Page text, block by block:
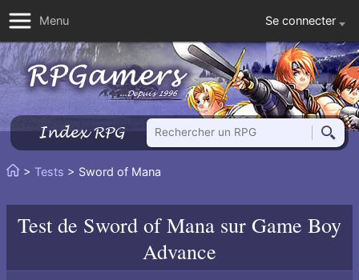
Menu Se connecter
Index RPG
Rechercher un RPG
Vous
> Tests > Sword of Mana
Test de Sword of Mana sur Game Boy
Advance